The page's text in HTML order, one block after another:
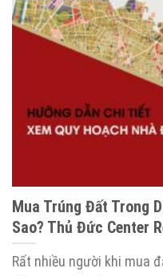
Mua Trúng Đất Trong
Sao? Thủ Đức Center
Rất nhiều người khi mua